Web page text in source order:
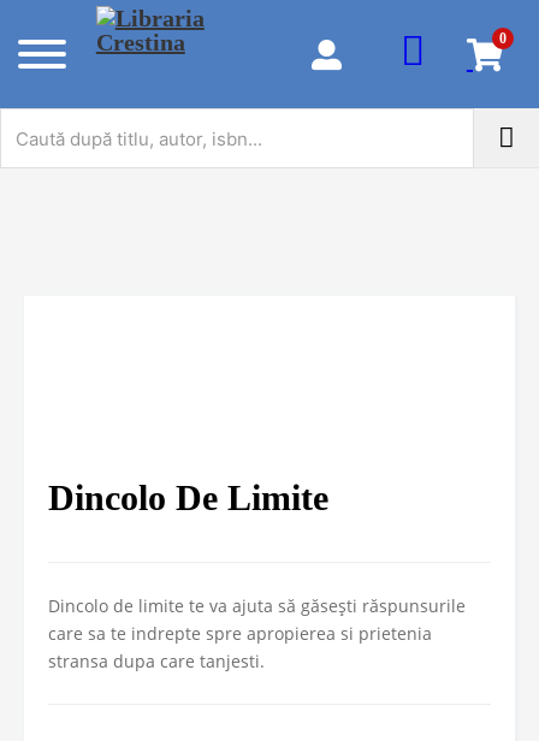
0
Dincolo De Limite
Dincolo de limite te va ajuta să găsești răspunsurile
care sa te indrepte spre apropierea si prietenia
stransa dupa care tanjesti.